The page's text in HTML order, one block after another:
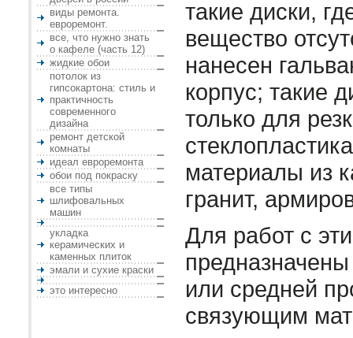
виды ремонта.
евроремонт.
все, что нужно знать
о кафеле (часть 12)
жидкие обои
потолок из
гипсокартона: стиль и
практичность
современного
дизайна
ремонт детской
комнаты
идеал евроремонта
обои под покраску
все типы
шлифовальных
машин
укладка
керамических и
каменных плиток
эмали и сухие краски
это интересно
такие диски,
вещество
нанесен
корпус; такие
только для
материалы из
гранит,
Для работ с
или средней
связующим